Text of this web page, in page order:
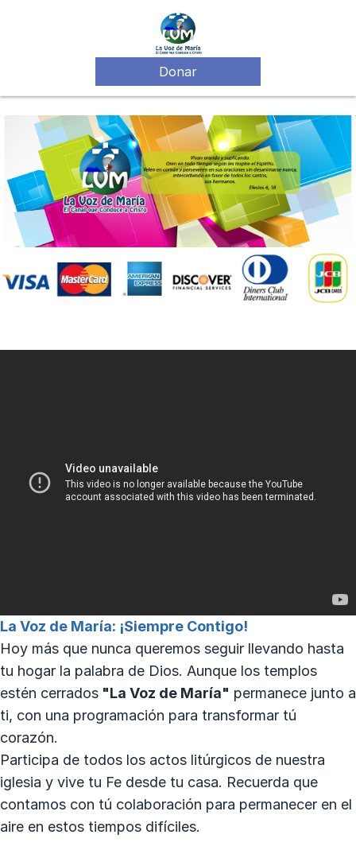
Donar
La Voz de María: ¡Siempre Contigo!
Hoy más que nunca queremos seguir llevando hasta
tu hogar la palabra de Dios. Aunque los templos
estén cerrados "La Voz de María" permanece junto a
ti, con una programación para transformar tú
corazón.
Participa de todos los actos litúrgicos de nuestra
iglesia y vive tu Fe desde tu casa. Recuerda que
contamos con tú colaboración para permanecer en el
aire en estos tiempos difíciles.